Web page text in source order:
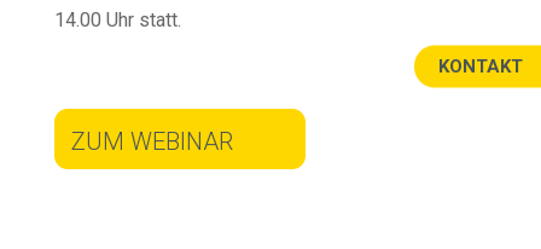
14.00 Uhr statt.
ZUM WEBINAR
KONTAKT